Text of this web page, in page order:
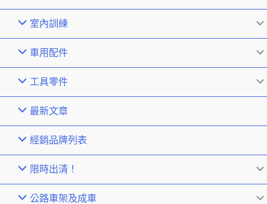
室內訓練
車用配件
工具零件
最新文章
經銷品牌列表
限時出清！
公路車架及成車